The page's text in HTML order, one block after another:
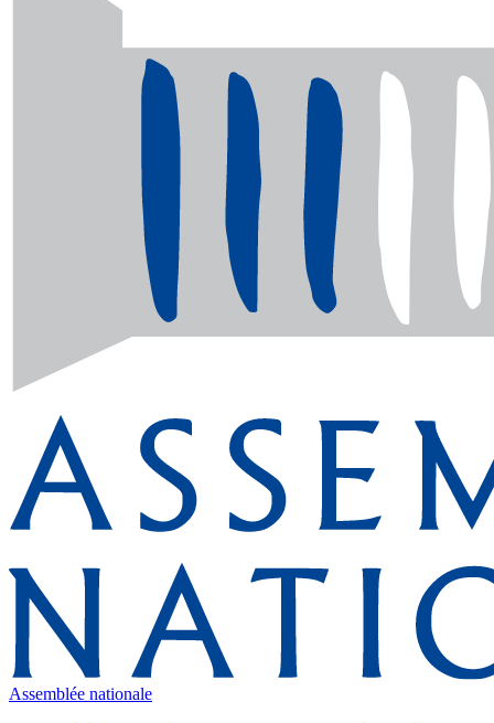
Assemblée nationale